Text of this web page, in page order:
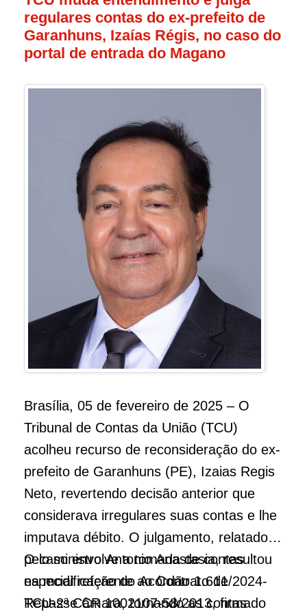
regulares contas do ex-prefeito de
Garanhuns, Izaías Régis, no caso do
portal de entrada do Magano
Brasília, 05 de fevereiro de 2025 – O
Tribunal de Contas da União (TCU)
acolheu recurso de reconsideração do ex-
prefeito de Garanhuns (PE), Izaias Regis
Neto, revertendo decisão anterior que
considerava irregulares suas contas e lhe
imputava débito. O julgamento, relatado
pelo ministro Antonio Anastasia, resultou
na modificação do Acórdão 1.611/2024-
TCU-2ª Câmara, tornando as contas
O caso envolve a tomada de contas
especial referente ao Contrato de
Repasse CR 1002107-58/2013, firmado